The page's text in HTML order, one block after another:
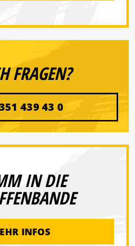
FRAGEN?
439 43 0
IN DIE
INFOS